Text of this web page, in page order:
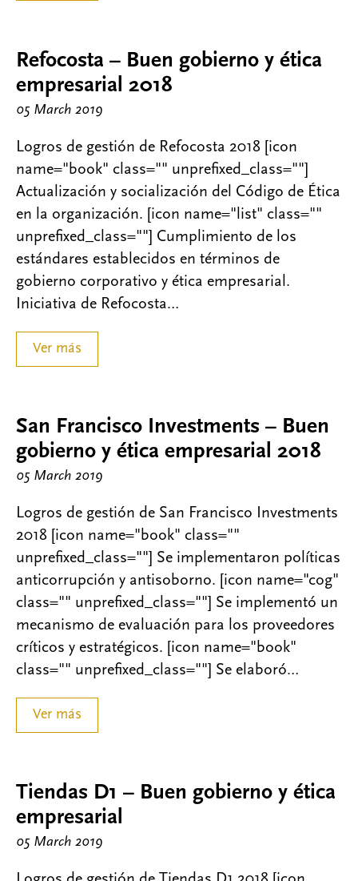
Refocosta – Buen gobierno y ética
empresarial 2018
05 March 2019
Logros de gestión de Refocosta 2018 [icon
name="book" class="" unprefixed_class=""]
Actualización y socialización del Código de Ética
en la organización. [icon name="list" class=""
unprefixed_class=""] Cumplimiento de los
estándares establecidos en términos de
gobierno corporativo y ética empresarial.
Iniciativa de Refocosta…
Ver más
San Francisco Investments – Buen
gobierno y ética empresarial 2018
05 March 2019
Logros de gestión de San Francisco Investments
2018 [icon name="book" class=""
unprefixed_class=""] Se implementaron políticas
anticorrupción y antisoborno. [icon name="cog"
class="" unprefixed_class=""] Se implementó un
mecanismo de evaluación para los proveedores
críticos y estratégicos. [icon name="book"
class="" unprefixed_class=""] Se elaboró…
Ver más
Tiendas D1 – Buen gobierno y ética
empresarial
05 March 2019